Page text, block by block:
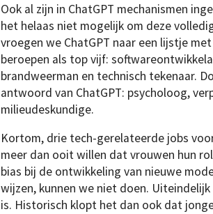
Ook al zijn in ChatGPT mechanismen
het helaas niet mogelijk om deze
vroegen we ChatGPT naar een lijstje
beroepen als top vijf:
brandweerman en technisch tekenaar.
antwoord van ChatGPT: psycholoog,
milieudeskundige.
Kortom, drie tech-gerelateerde jobs
meer dan ooit willen dat vrouwen hun
bias bij de ontwikkeling van nieuwe
wijzen, kunnen we niet doen.
is. Historisch klopt het dan ook dat